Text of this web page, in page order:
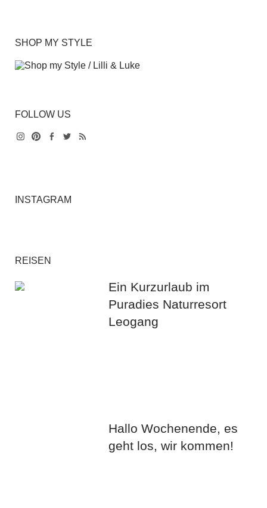
SHOP MY STYLE
FOLLOW US
INSTAGRAM
REISEN
Ein Kurzurlaub im
Puradies Naturresort
Leogang
Hallo Wochenende, es
geht los, wir kommen!